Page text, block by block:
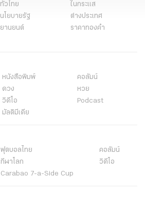
ทั่วไทย
ในกระแส
นโยบายรัฐ
ต่างประเทศ
ยานยนต์
ราคาทองคำ
หนังสือพิมพ์
คอลัมน์
ดวง
หวย
วิดีโอ
Podcast
มัลติมีเดีย
ฟุตบอลไทย
คอลัมน์
กีฬาโลก
วิดีโอ
Carabao 7-a-Side Cup